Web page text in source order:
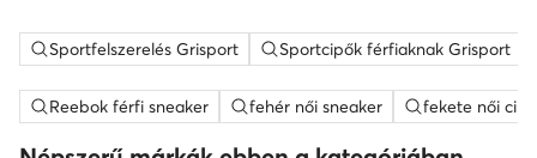
Sportfelszerelés Grisport Sportcipők férfiaknak Grisport
Reebok férfi sneaker fehér női sneaker fekete női cipő